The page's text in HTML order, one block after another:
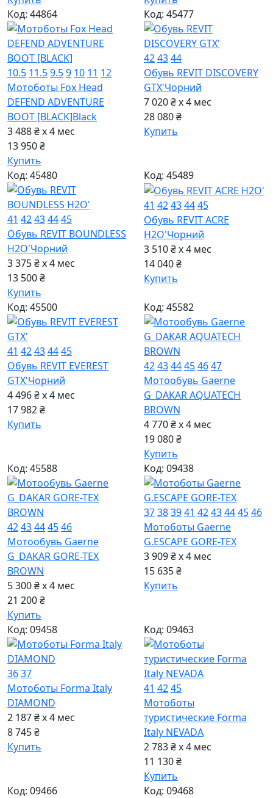
Код: 44864
10.5 11.59.59 10 11 12
Мотоботы Fox Head
DEFEND ADVENTURE
BOOT [BLACK]Black
3 488 ₴ x 4 мес
13 950 ₴
Купить
Код: 45477
424344
Обувь REVIT DISCOVERY
GTX'Чорний
7 020 ₴ x 4 мес
28 080 ₴
Купить
Код: 45480
41 42434445
Обувь REVIT BOUNDLESS
H2O'Чорний
3 375 ₴ x 4 мес
13 500 ₴
Купить
Код: 45489
41 42434445
Обувь REVIT ACRE
H2O'Чорний
3 510 ₴ x 4 мес
14 040 ₴
Купить
Код: 45500
41 42434445
Обувь REVIT EVEREST
GTX'Чорний
4 496 ₴ x 4 мес
17 982 ₴
Купить
Код: 45582
424344454647
Мотообувь Gaerne
G_DAKAR AQUATECH
BROWN
4 770 ₴ x 4 мес
19 080 ₴
Купить
Код: 45588
4243444546
Мотообувь Gaerne
G_DAKAR GORE-TEX
BROWN
5 300 ₴ x 4 мес
21 200 ₴
Купить
Код: 09438
37383941 4243444546
Мотоботы Gaerne
G.ESCAPE GORE-TEX
3 909 ₴ x 4 мес
15 635 ₴
Купить
Код: 09458
3637
Мотоботы Forma Italy
DIAMOND
2 187 ₴ x 4 мес
8 745 ₴
Купить
Код: 09463
41 4245
Мотоботы
туристические Forma
Italy NEVADA
2 783 ₴ x 4 мес
11 130 ₴
Купить
Код: 09466
Код: 09468